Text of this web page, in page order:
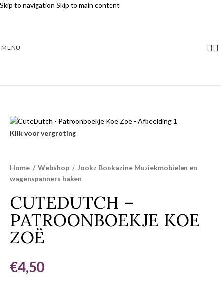
Skip to navigation Skip to main content
MENU
Klik voor vergroting
Home / Webshop / Jookz Bookazine Muziekmobielen en
wagenspanners haken
CUTEDUTCH –
PATROONBOEKJE KOE
ZOË
€4,50